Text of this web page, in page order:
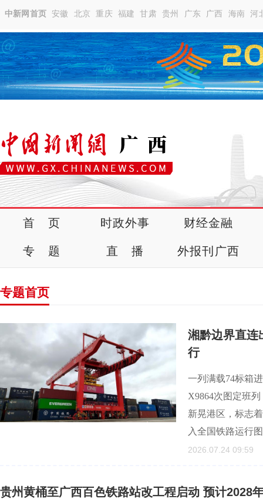
中新网首页 安徽 北京 重庆 福建 甘肃 贵州 广东 广西 海南 河
首 页 时政外事 财经金融
专 题 直 播 外报刊广西
专题首页
湘黔边界直连
行
一列满载74标箱
X9864次图定班
新晃港区，标志
入全国铁路运行
2026.07.24 09:59
贵州黄桶至广西百色铁路站改工程启动 预计2028